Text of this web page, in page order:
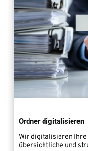
Ordner digitalisieren
Wir digitalisieren
übersichtliche und